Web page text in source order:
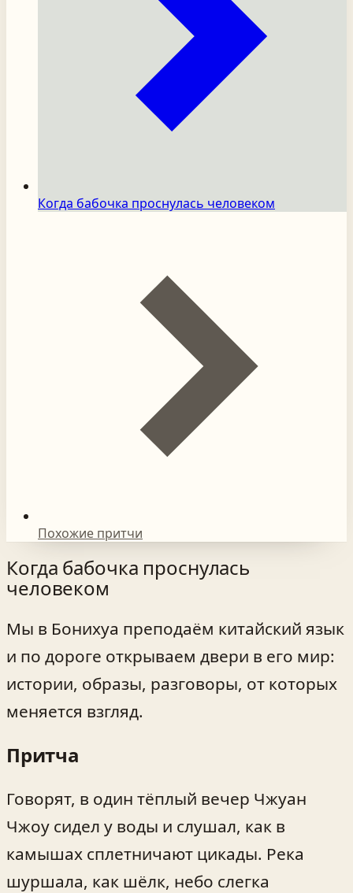
Когда бабочка проснулась человеком
Похожие притчи
Когда бабочка проснулась
человеком
Мы в Бонихуа преподаём китайский язык
и по дороге открываем двери в его мир:
истории, образы, разговоры, от которых
меняется взгляд.
Притча
Говорят, в один тёплый вечер Чжуан
Чжоу сидел у воды и слушал, как в
камышах сплетничают цикады. Река
шуршала, как шёлк, небо слегка